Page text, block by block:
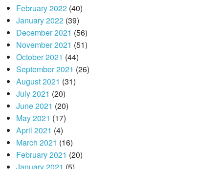
February 2022(40)
January 2022(39)
December 2021 (56)
November 2021 (51)
October 2021 (44)
September 2021 (26)
August 2021 (31)
July 2021 (20)
June 2021 (20)
May 2021 (17)
April 2021 (4)
March 2021 (16)
February 2021 (20)